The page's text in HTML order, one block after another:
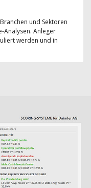
und Sektoren
Analysen. Anleger
werden und in